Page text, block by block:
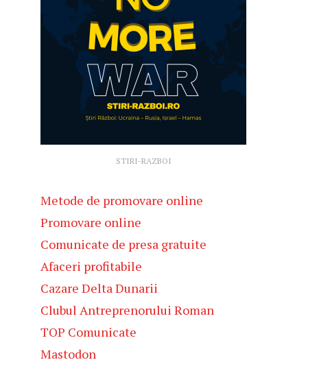
STIRI-RAZBOI
Metode de promovare online
Promovare online
Comunicate de presa gratuite
Afaceri profitabile
Cazare Delta Dunarii
Clubul Antreprenorului Roman
TOP Comunicate
Mastodon